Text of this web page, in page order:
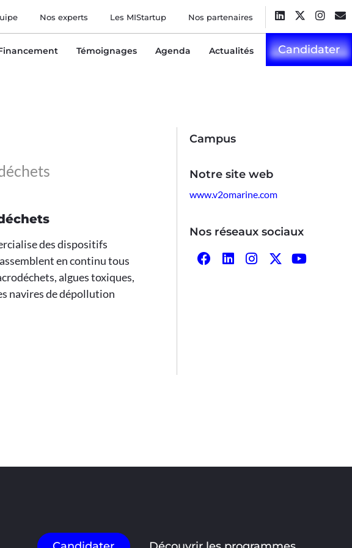
Nos experts Les MIStartup Nos partenaires
Témoignages Agenda Actualités Candidater
des dispositifs
en continu tous
algues toxiques,
navires de dépollution
Campus
Notre site web
www.v2omarine.com
Nos réseaux sociaux